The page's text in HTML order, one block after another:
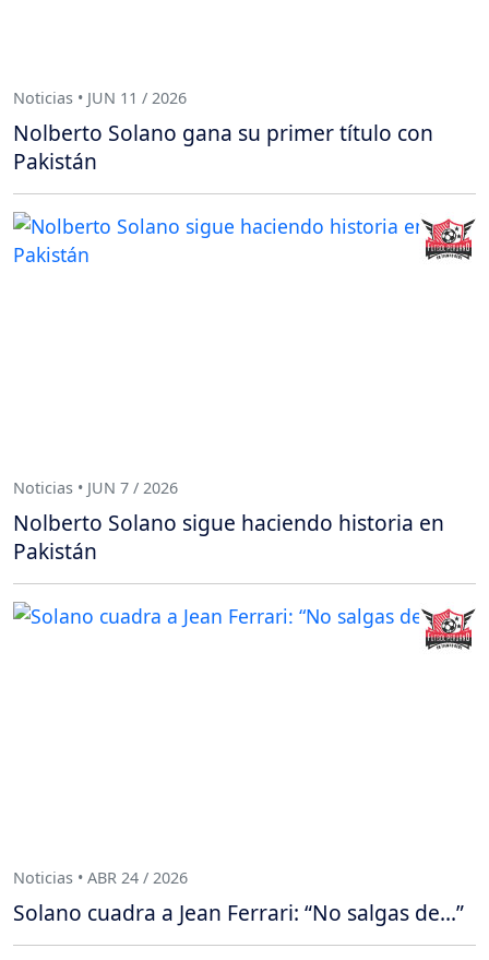
Noticias • JUN 11 / 2026
Nolberto Solano gana su primer título con
Pakistán
Noticias • JUN 7 / 2026
Nolberto Solano sigue haciendo historia en
Pakistán
Noticias • ABR 24 / 2026
Solano cuadra a Jean Ferrari: “No salgas de...”